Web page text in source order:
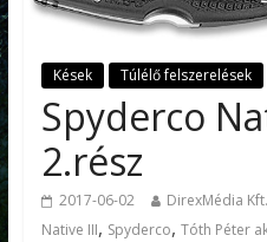
Kések Túlélő felszerelések
Spyderco
2.rész
2017-06-02 DirexMédia Kft.
Native III, Spyderco, Tóth Péter